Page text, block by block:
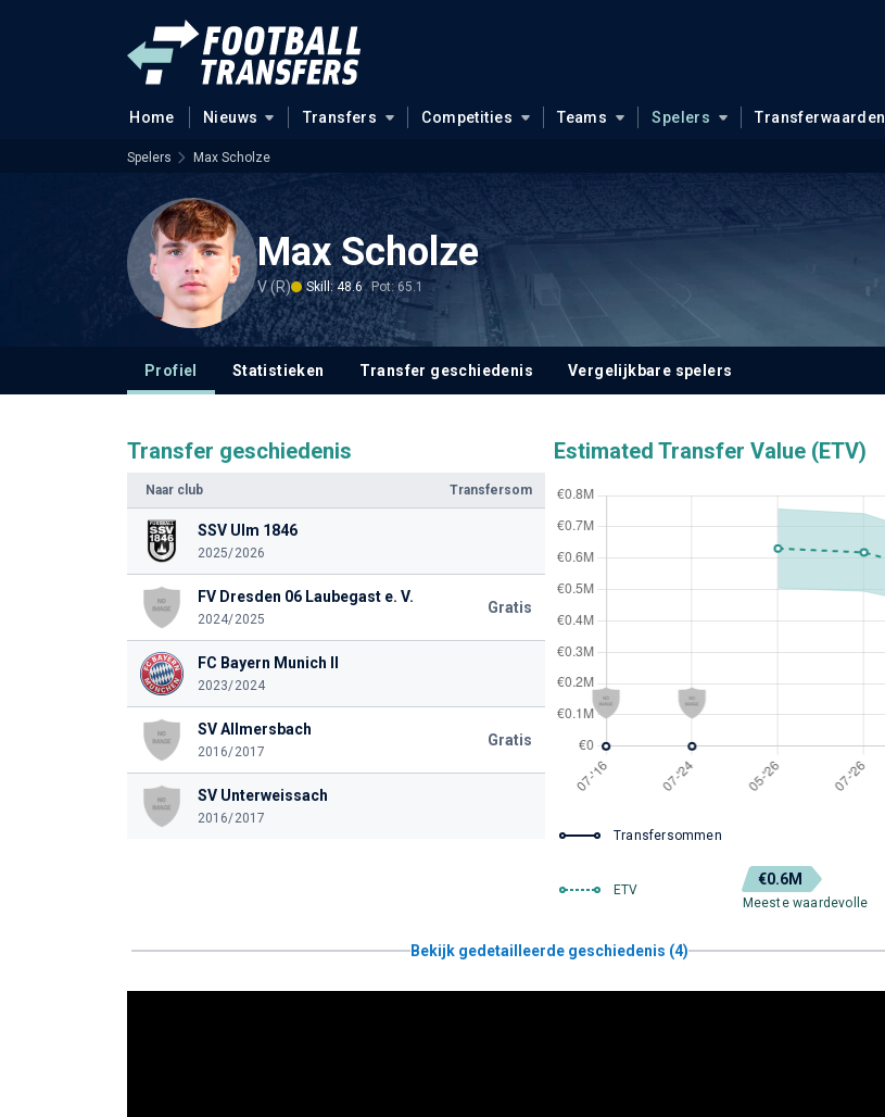
Home Nieuws Transfers Competities Teams Spelers Transferwaarden
Spelers Max Scholze
Max Scholze
V (R) Skill: 48.6 Pot: 65.1
Profiel Statistieken Transfer geschiedenis Vergelijkbare spelers
Transfer geschiedenis
Naar club Transfersom
SSV Ulm 1846
2025/2026
FV Dresden 06 Laubegast e. V.
2024/2025
Gratis
FC Bayern Munich II
2023/2024
SV Allmersbach
2016/2017
Gratis
SV Unterweissach
2016/2017
Estimated Transfer Value (ETV)
Transfersommen
ETV
€0.6M
Meeste waardevolle
Bekijk gedetailleerde geschiedenis (4)